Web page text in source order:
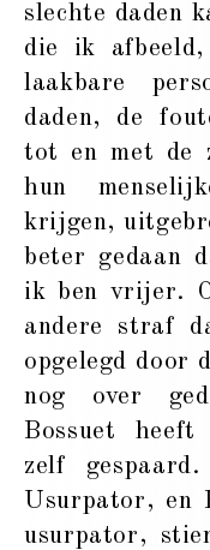
slechte daden
die ik
laakbare
daden, de
tot en met de
hun
krijgen,
beter gedaan
ik ben vrijer.
andere straf
opgelegd door
nog over
Bossuet
zelf
Usurpator, en
usurpator,